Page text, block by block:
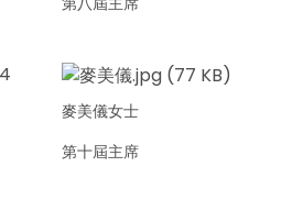
麥美儀女士
第十屆主席